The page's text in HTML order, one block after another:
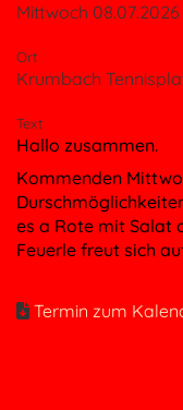
Mittwoch
Ort
Krumbach
Text
Hallo zusammen.
Kommenden
es a Rote mit Salat
Feuerle freut sich
Termin zum